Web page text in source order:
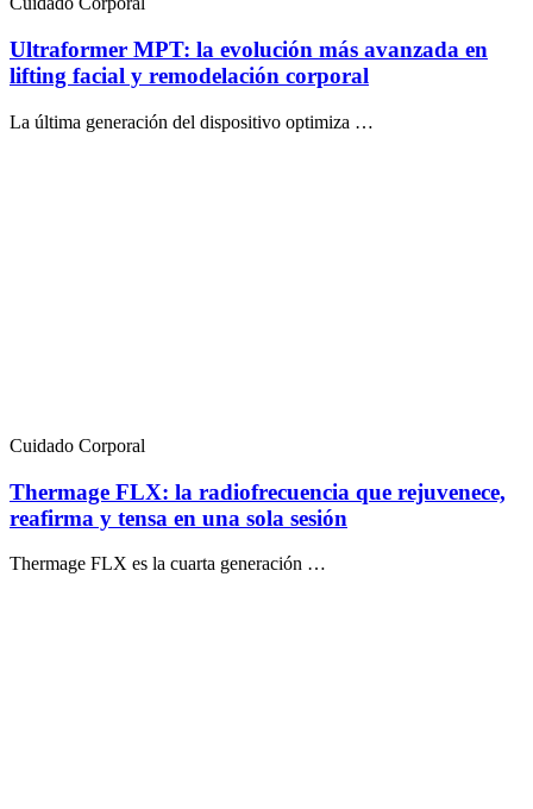
Ultraformer MPT: la evolución más avanzada en
lifting facial y remodelación corporal
La última generación del dispositivo optimiza …
Cuidado Corporal
Thermage FLX: la radiofrecuencia que rejuvenece,
reafirma y tensa en una sola sesión
Thermage FLX es la cuarta generación …